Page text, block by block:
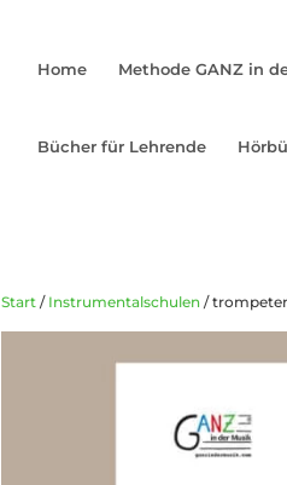
Home Methode GANZ in
Bücher für Lehrende
Start / Instrumentalschulen /